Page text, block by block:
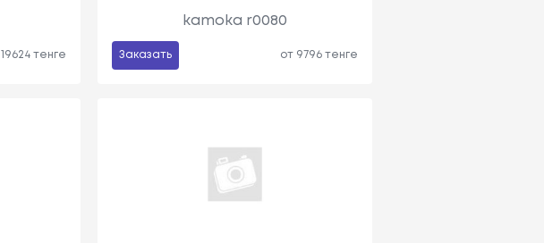
тенге
kamoka r0080
Заказать от 9796 тенге